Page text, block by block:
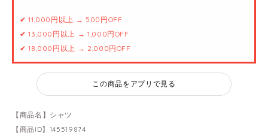
✔ 11,000円以上 → 500円OFF
✔ 13,000円以上 → 1,000円OFF
✔ 18,000円以上 → 2,000円OFF
この商品をアプリで見る
【商品名】シャツ
【商品ID】145519874